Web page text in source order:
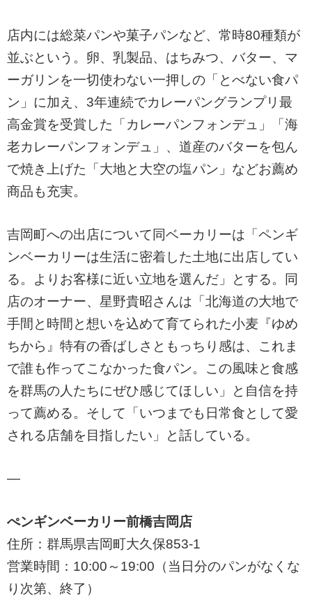
店内には総菜パンや菓子パンなど、常時80種類が
並ぶという。卵、乳製品、はちみつ、バター、マ
ーガリンを一切使わない一押しの「とべない食パ
ン」に加え、3年連続でカレーパングランプリ最
高金賞を受賞した「カレーパンフォンデュ」「海
老カレーパンフォンデュ」、道産のバターを包ん
で焼き上げた「大地と大空の塩パン」などお薦め
商品も充実。
吉岡町への出店について同ベーカリーは「ペンギ
ンベーカリーは生活に密着した土地に出店してい
る。よりお客様に近い立地を選んだ」とする。同
店のオーナー、星野貴昭さんは「北海道の大地で
手間と時間と想いを込めて育てられた小麦『ゆめ
ちから』特有の香ばしさともっちり感は、これま
で誰も作ってこなかった食パン。この風味と食感
を群馬の人たちにぜひ感じてほしい」と自信を持
って薦める。そして「いつまでも日常食として愛
される店舗を目指したい」と話している。
—
ぺンギンベーカリー前橋吉岡店
住所：群馬県吉岡町大久保853-1
営業時間：10:00～19:00（当日分のパンがなくな
り次第、終了）